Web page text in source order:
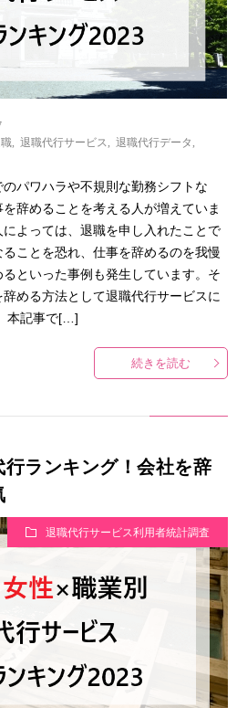
退職代行サービス 退職代行データ
パワハラや不規則な勤務シフトな
辞めることを考える人が増えていま
よっては、退職を申し入れたことで
ことを恐れ、仕事を辞めるのを我慢
といった事例も発生しています。そ
める方法として退職代行サービスに
本記事で[…]
続きを読む
ランキング！会社を辞
退職代行サービス利用者統計調査